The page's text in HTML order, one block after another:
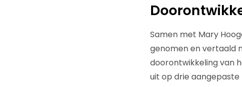
Samen met Mary
genomen en vertaald
doorontwikkeling van
uit op drie